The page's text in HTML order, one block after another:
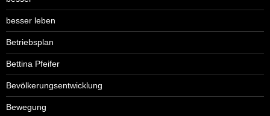
besser leben
Betriebsplan
Bettina Pfeifer
Bevölkerungsentwicklung
Bewegung